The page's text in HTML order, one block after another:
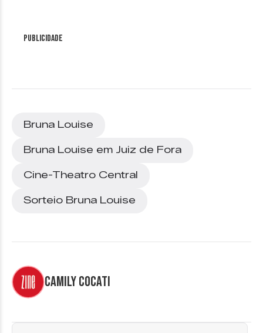
Publicidade
Bruna Louise
Bruna Louise em Juiz de Fora
Cine-Theatro Central
Sorteio Bruna Louise
Camily Cocati